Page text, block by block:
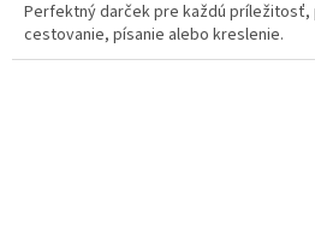
z
5
hviezdičiek.
Perfektný darček pre každú
cestovanie, písanie alebo kreslenie.